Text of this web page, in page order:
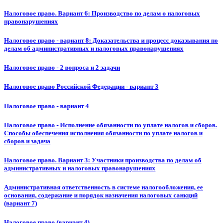
Налоговое право. Вариант 6: Производство по делам о налоговых
правонарушениях
Налоговое право - вариант 8: Доказательства и процесс доказывания по
делам об административных и налоговых правонарушениях
Налоговое право - 2 вопроса и 2 задачи
Налоговое право Российской Федерации - вариант 3
Налоговое право - вариант 4
Налоговое право - Исполнение обязанности по уплате налогов и сборов.
Способы обеспечения исполнения обязанности по уплате налогов и
сборов и задача
Налоговое право. Вариант 3: Участники производства по делам об
административных и налоговых правонарушениях
Административная ответственность в системе налогообложения, ее
основания, содержание и порядок назначения налоговых санкций
(вариант 7)